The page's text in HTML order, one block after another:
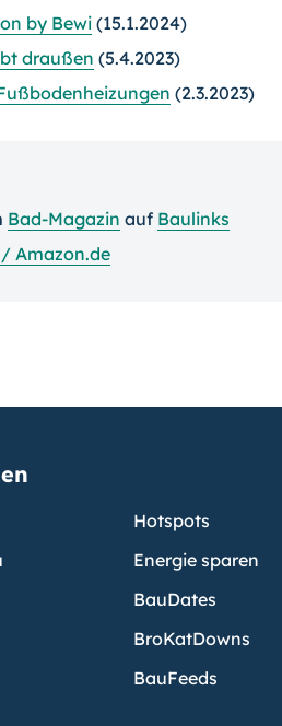
by Bewi (15.1.2024)
draußen (5.4.2023)
(2.3.2023)
Bad-Magazin auf Baulinks
Amazon.de
Hotspots
Energie sparen
BauDates
BroKatDowns
BauFeeds